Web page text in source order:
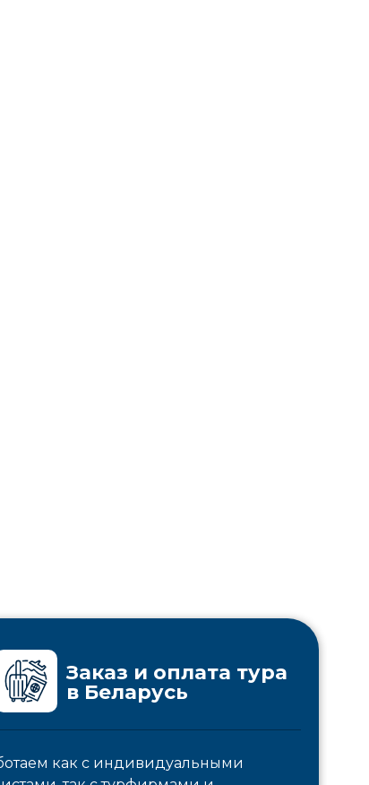
Заказ и оплата тура
в Беларусь
как с индивидуальными